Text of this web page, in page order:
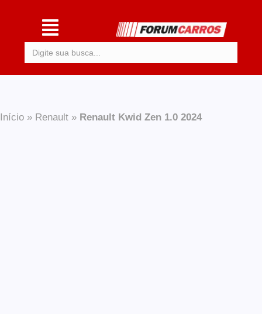
Início » Renault » Renault Kwid Zen 1.0 2024